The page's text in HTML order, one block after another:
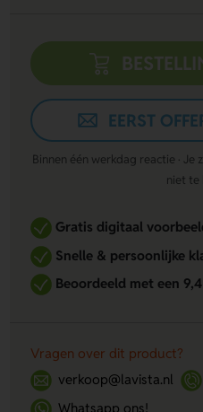
EERST
Binnen één werkdag reactie · Je
niet te
Gratis digitaal
Snelle & persoonlijke
Beoordeeld met een 9,4
Vragen over dit product?
verkoop@lavista.nl
Whatsapp ons!